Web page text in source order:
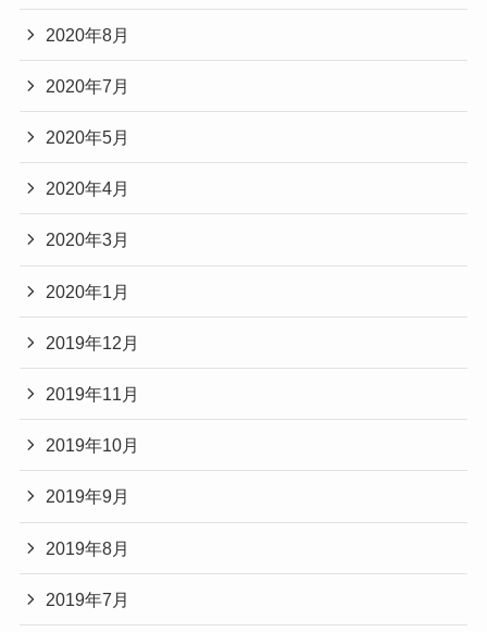
2020年8月
2020年7月
2020年5月
2020年4月
2020年3月
2020年1月
2019年12月
2019年11月
2019年10月
2019年9月
2019年8月
2019年7月